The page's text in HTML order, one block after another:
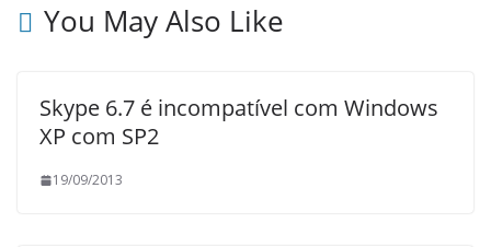
You May Also Like
Skype 6.7 é incompatível com Windows
XP com SP2
19/09/2013